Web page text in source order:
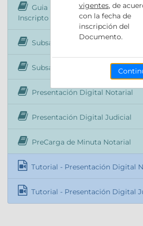
Guia Rápida Descarga
Inscripto
Subsanación de la Presentación
Subsanación de Precarga
Presentación Digital Notarial
Presentación Digital Judicial
PreCarga de Minuta Notarial
Tutorial - Presentación Digital
Tutorial - Presentación Digital
vigentes, de
con la fecha de
inscripción del
Documento.